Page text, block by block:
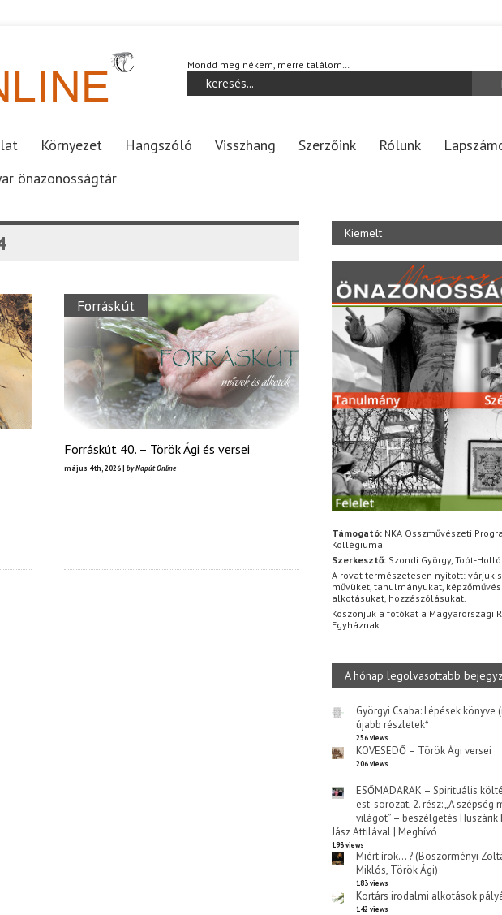
Mondd meg nékem, merre találom…
Környezet Hangszóló Visszhang Szerzőink Rólunk
önazonosságtár
Forráskút
Forráskút 40. – Török Ági és versei
május 4th, 2026 | by Napút Online
Kiemelt
Támogató: NKA Összművészeti
Kollégiuma
Szerkesztő: Szondi György, Toót-
A rovat természetesen nyitott: várjuk
művüket, tanulmányukat,
alkotásukat, hozzászólásukat.
Köszönjük a fotókat a Magyarországi
Egyháznak
A hónap legolvasottabb
Györgyi Csaba: Lépések könyve
újabb részletek*
256 views
KÖVESEDŐ – Török Ági versei
206 views
ESŐMADARAK – Spirituális
est-sorozat, 2. rész: „A szépség
világot” – beszélgetés Huszárik
Jász Attilával | Meghívó
193 views
Miért írok… ? (Böszörményi
Miklós, Török Ági)
183 views
Kortárs irodalmi alkotások
142 views